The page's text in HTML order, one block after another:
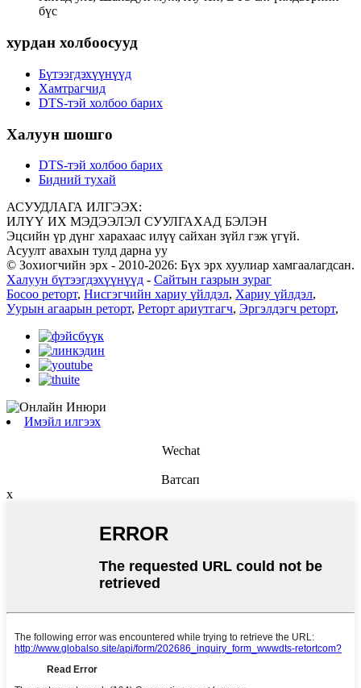
бүс
хурдан холбоосууд
Бүтээгдэхүүнүүд
Хамтрагчид
DTS-тэй холбоо барих
Халуун шошго
DTS-тэй холбоо барих
Бидний тухай
АСУУДЛАГА ИЛГЭЭХ:
ИЛҮҮ ИХ МЭДЭЭЛЭЛ СУУЛГАХАД БЭЛЭН
Эцсийн үр дүнг харахаас илүү сайхан зүйл гэж үгүй.
Асуулт авахын тулд дарна уу
© Зохиогчийн эрх - 2010-2026: Бүх эрх хуулиар хамгаалагдсан.
Халуун бүтээгдэхүүнүүд - Сайтын газрын зураг
Босоо реторт, Нисгэгчийн хариу үйлдэл, Хариу үйлдэл,
Уурын агаарын реторт, Реторт ариутгагч, Эргэлдэгч реторт,
Имэйл илгээх
Wechat
Ватсап
x